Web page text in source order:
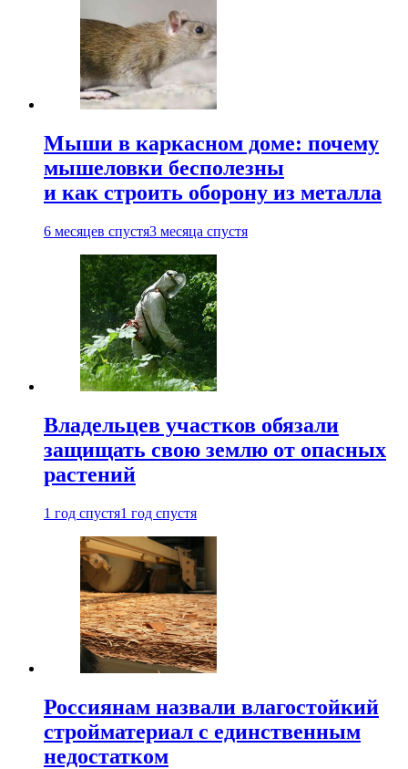
Мыши в каркасном доме: почему
мышеловки бесполезны
и как строить оборону из металла
6 месяцев спустя3 месяца спустя
Владельцев участков обязали
защищать свою землю от опасных
растений
1 год спустя1 год спустя
Россиянам назвали влагостойкий
стройматериал с единственным
недостатком